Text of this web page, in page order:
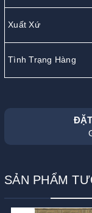
Xuất Xứ
Tình Trạng Hàng
SẢN PHẨM